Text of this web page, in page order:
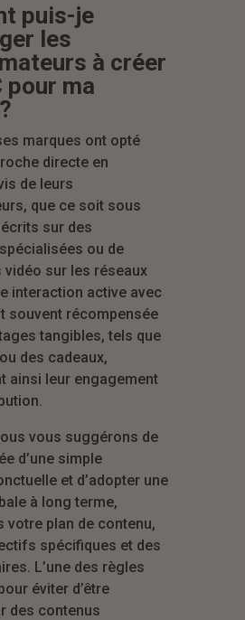
puis-je
les
à créer
pour ma
marques ont opté
directe en
de leurs
que ce soit sous
sur des
ou de
sur les réseaux
interaction active avec
souvent récompensée
tangibles, tels que
des cadeaux,
ainsi leur engagement
vous suggérons de
d’une simple
et d’adopter une
à long terme,
votre plan de contenu,
spécifiques et des
L’une des règles
éviter d’être
des contenus